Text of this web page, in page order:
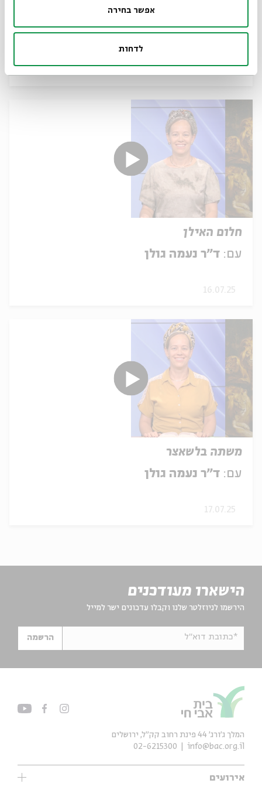
אפשר בחירה
לדחות
עם: ד"ר נעמה גולן
חלום האילן
עם: ד"ר נעמה גולן
16.07.25
משתה בלשאצר
עם: ד"ר נעמה גולן
17.07.25
הישארו מעודכנים
הירשמו לניוזלטר שלנו וקבלו עדכונים ישר למייל
*כתובת דוא"ל הרשמה
אירועים
המלך ג'ורג' 44 פינת רחוב קק״ל, ירושלים
info@bac.org.il
02-6215300